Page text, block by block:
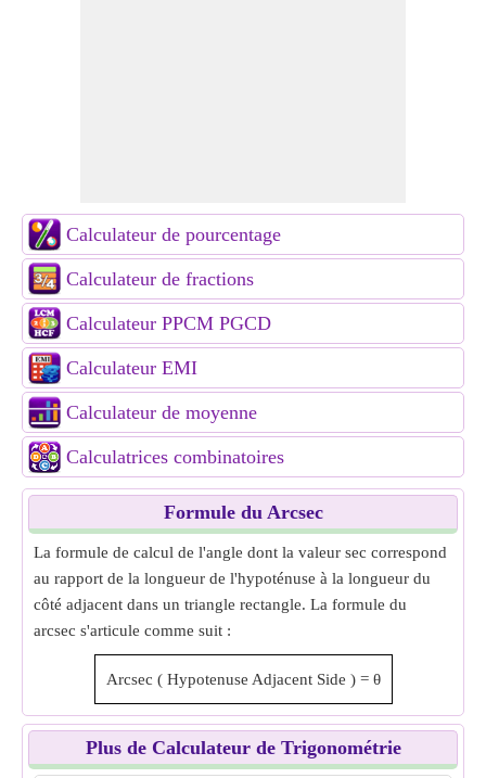
Calculateur de pourcentage
Calculateur de fractions
Calculateur PPCM PGCD
Calculateur EMI
Calculateur de moyenne
Calculatrices combinatoires
Formule du Arcsec
La formule de calcul de l'angle dont la valeur sec correspond
au rapport de la longueur de l'hypoténuse à la longueur du
côté adjacent dans un triangle rectangle. La formule du
arcsec s'articule comme suit :
Arcsec ( Hypotenuse Adjacent Side ) = θ
Plus de Calculateur de Trigonométrie